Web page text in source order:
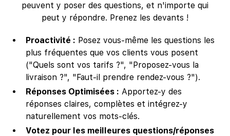
peuvent y poser des questions, et n'importe qui
peut y répondre. Prenez les devants !
Proactivité : Posez vous-même les questions les
plus fréquentes que vos clients vous posent
("Quels sont vos tarifs ?", "Proposez-vous la
livraison ?", "Faut-il prendre rendez-vous ?").
Réponses Optimisées : Apportez-y des
réponses claires, complètes et intégrez-y
naturellement vos mots-clés.
Votez pour les meilleures questions/réponses